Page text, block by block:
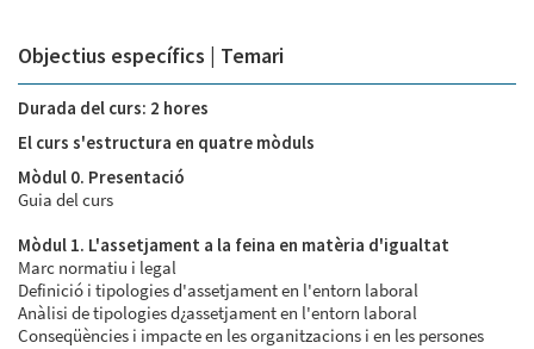
Objectius específics | Temari
Durada del curs: 2 hores
El curs s'estructura en quatre mòduls
Mòdul 0. Presentació
Guia del curs
Mòdul 1. L'assetjament a la feina en matèria d'igualtat
Marc normatiu i legal
Definició i tipologies d'assetjament en l'entorn laboral
Anàlisi de tipologies d¿assetjament en l'entorn laboral
Conseqüències i impacte en les organitzacions i en les persones